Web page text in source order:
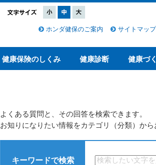
ホンダ健保のご案内 サイトマップ
健康保険のしくみ 健康診断 健康づ
よくある質問と、その回答を検索できます。
お知りになりたい情報をカテゴリ（分類）から
キーワードで検索